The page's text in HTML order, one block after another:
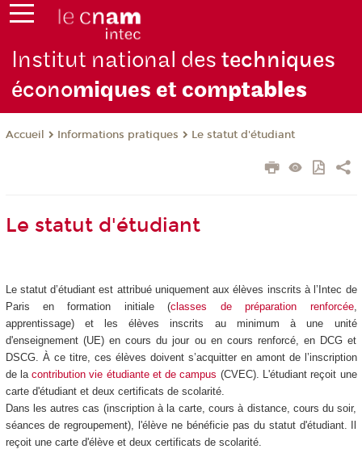
Institut national destechniques
économiques et comptables
Accueil Informations pratiques Le statut d'étudiant
Le statut d'étudiant
Le statut d’étudiant est attribué uniquement aux élèves inscrits à l’Intec de
Paris en formation initiale (classes de préparation renforcée,
apprentissage) et les élèves inscrits au minimum à une unité
d'enseignement (UE) en cours du jour ou en cours renforcé, en DCG et
DSCG. À ce titre, ces élèves doivent s’acquitter en amont de l’inscription
de lacontribution vie étudiante et de campus (CVEC). L'étudiant reçoit une
carte d'étudiant et deux certificats de scolarité.
Dans les autres cas (inscription à la carte, cours à distance, cours du soir,
séances de regroupement), l'élève ne bénéficie pas du statut d'étudiant. Il
reçoit une carte d'élève et deux certificats de scolarité.